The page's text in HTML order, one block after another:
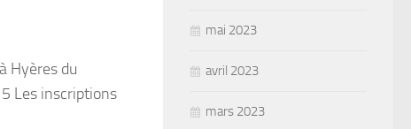
Hyères du
Les inscriptions
mai 2023
avril 2023
mars 2023